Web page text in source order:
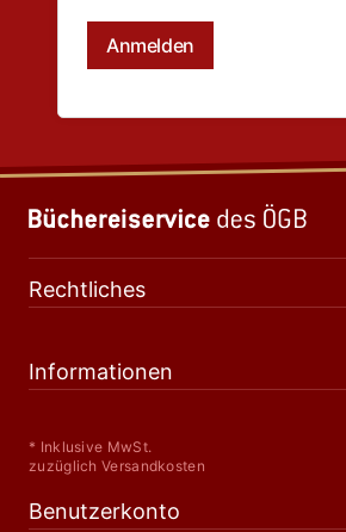
Rechtliches
Informationen
* Inklusive MwSt.
zuzüglich Versandkosten
Benutzerkonto